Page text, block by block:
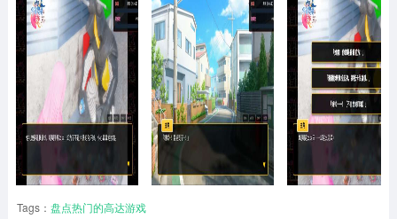
Tags： 盘点热门的高达游戏